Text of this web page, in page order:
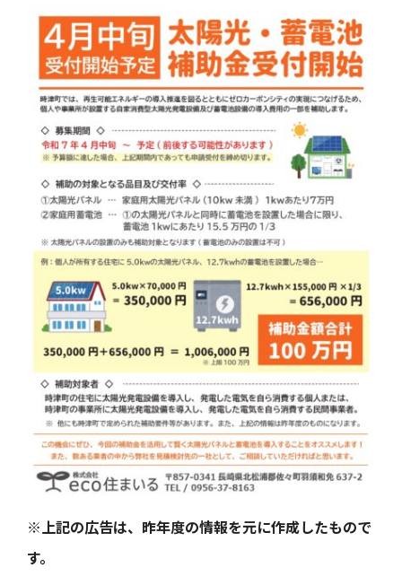
※上記の広告は、昨年度の情報を元に作成したもので
す。